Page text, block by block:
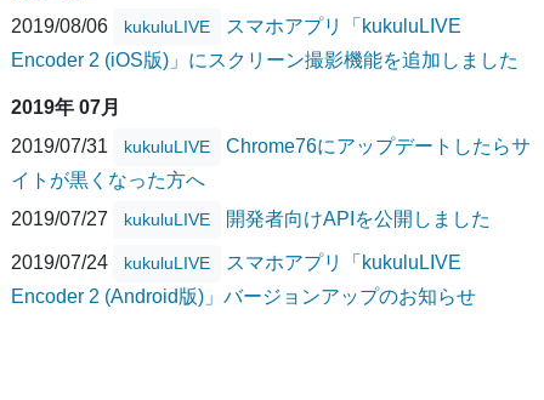
2019/08/06
kukuluLIVE
スマホアプリ「kukuluLIVE
Encoder 2 (iOS版)」にスクリーン撮影機能を追加しました
2019年 07月
2019/07/31
kukuluLIVE
Chrome76にアップデートしたらサ
イトが黒くなった方へ
2019/07/27
kukuluLIVE 開発者向けAPIを公開しました
2019/07/24 kukuluLIVE
スマホアプリ「kukuluLIVE
Encoder 2 (Android版)」バージョンアップのお知らせ